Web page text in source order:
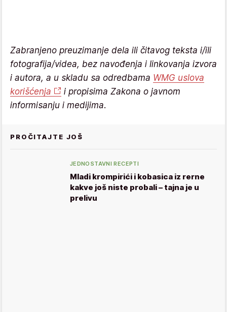
Zabranjeno preuzimanje dela ili čitavog teksta i/ili
fotografija/videa, bez navođenja i linkovanja izvora
i autora, a u skladu sa odredbama WMG uslova
korišćenja
i propisima Zakona o javnom
informisanju i medijima.
PROČITAJTE JOŠ
JEDNOSTAVNI RECEPTI
Mladi krompirići i kobasica iz rerne
kakve još niste probali – tajna je u
prelivu